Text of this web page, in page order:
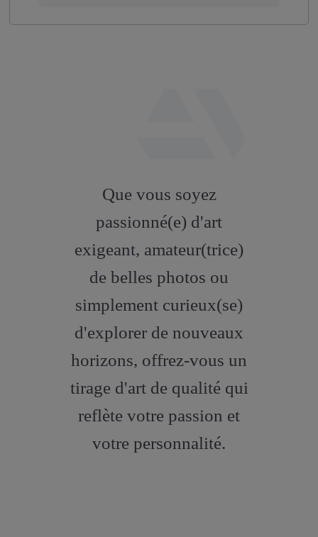
artstation
Que vous soyez
passionné(e) d'art
exigeant, amateur(trice)
de belles photos ou
simplement curieux(se)
d'explorer de nouveaux
horizons, offrez-vous un
tirage d'art de qualité qui
reflète votre passion et
votre personnalité.